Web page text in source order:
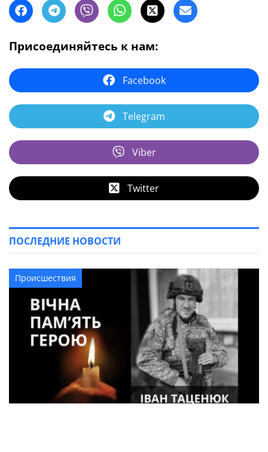
Присоединяйтесь к нам:
Facebook
Telegram
Viber
Twitter
ПОСЛЕДНИЕ НОВОСТИ
Происшествия